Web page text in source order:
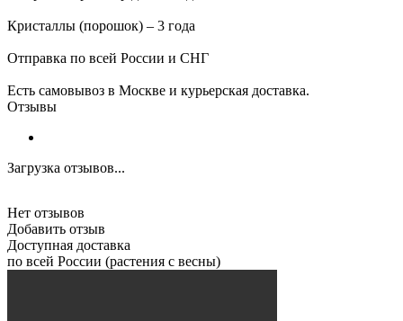
Кристаллы (порошок) – 3 года
Отправка по всей России и СНГ
Есть самовывоз в Москве и курьерская доставка.
Отзывы
Загрузка отзывов...
Нет отзывов
Добавить отзыв
Доступная доставка
по всей России (растения с весны)